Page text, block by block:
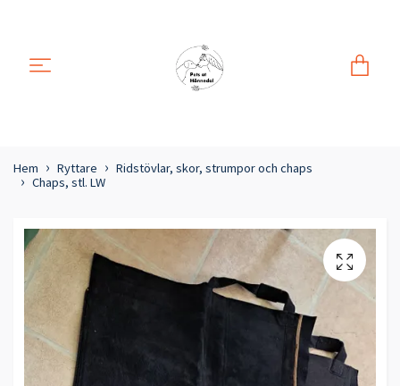
Hem Ryttare
Ridstövlar, skor, strumpor och chaps
Chaps, stl. LW